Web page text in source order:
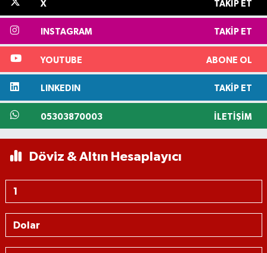
X TAKIP ET
INSTAGRAM TAKIP ET
YOUTUBE ABONE OL
LINKEDIN TAKIP ET
05303870003 İLETIŞIM
Döviz & Altın Hesaplayıcı